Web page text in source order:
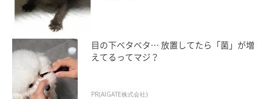
目の下ベタベタ… 放置してたら「菌」が増
えてるってマジ？
PR(AIGATE株式会社)